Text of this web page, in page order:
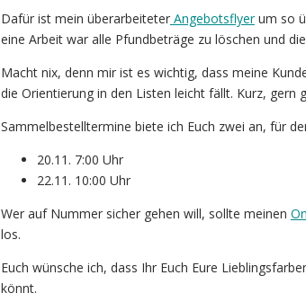
Dafür ist mein überarbeiteterAngebotsflyerum so
eine Arbeit war alle Pfundbeträge zu löschen und
Macht nix, denn mir ist es wichtig, dass meine
die Orientierung in den Listen leicht fällt. Kurz, gern
Sammelbestelltermine biete ich Euch zwei an, für
20.11. 7:00 Uhr
22.11. 10:00 Uhr
Wer auf Nummer sicher gehen will, sollte meinen
los.
Euch wünsche ich, dass Ihr Euch Eure
könnt.